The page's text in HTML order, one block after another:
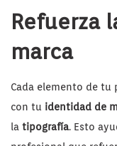
Refuerza
marca
Cada elemento de tu
con tu identidad de
la tipografía. Esto